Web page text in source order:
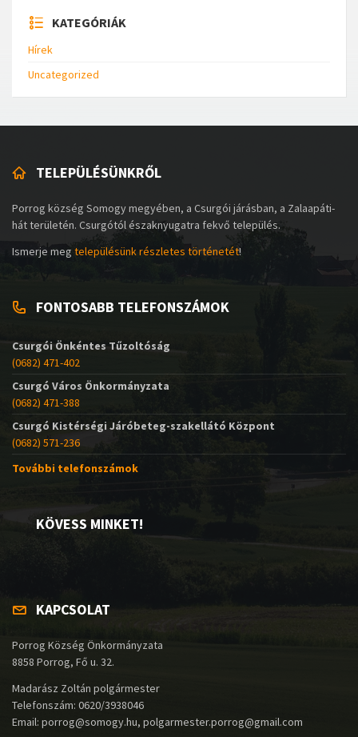
KATEGÓRIÁK
Hírek
Uncategorized
TELEPÜLÉSÜNKRŐL
Porrog község Somogy megyében, a Csurgói járásban, a Zalaapáti-
hát területén. Csurgótól északnyugatra fekvő település.
Ismerje meg településünk részletes történetét!
FONTOSABB TELEFONSZÁMOK
Csurgói Önkéntes Tűzoltóság
(0682) 471-402
Csurgó Város Önkormányzata
(0682) 471-388
Csurgó Kistérségi Járóbeteg-szakellátó Központ
(0682) 571-236
További telefonszámok
KÖVESS MINKET!
KAPCSOLAT
Porrog Község Önkormányzata
8858 Porrog, Fő u. 32.
Madarász Zoltán polgármester
Telefonszám: 0620/3938046
Email: porrog@somogy.hu, polgarmester.porrog@gmail.com